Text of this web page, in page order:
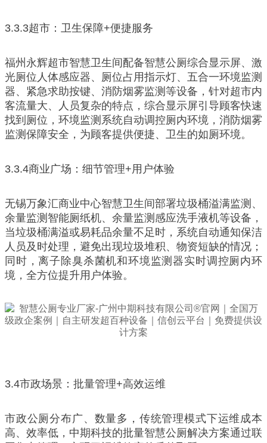
3.3.3超市：卫生保障+便捷服务
福州永辉超市智慧卫生间配备智慧公厕综合显示屏、激
光厕位人体感应器、厕位占用指示灯、五合一环境监测
器、紧急求助按键、消防烟雾监测等设备，针对超市内
客流量大、人员复杂的特点，综合显示屏引导顾客快速
找到厕位，环境监测系统自动调控厕内环境，消防烟雾
监测保障安全，为顾客提供便捷、卫生的如厕环境。
3.3.4商业广场：细节管理+用户体验
无锡万象汇商业中心智慧卫生间部署垃圾桶溢满监测、
余量监测智能厕纸机、余量监测感应洗手液机等设备，
当垃圾桶满溢或易耗品余量不足时，系统自动通知保洁
人员及时处理，避免出现垃圾堆积、物资短缺的情况；
同时，离子除臭杀菌机和环境监测器实时调控厕内环
境，全方位提升用户体验。
3.4市政场景：批量管理+高效运维
市政公厕分布广、数量多，传统管理模式下运维成本
高、效率低，中期科技的批量智慧公厕解决方案通过联